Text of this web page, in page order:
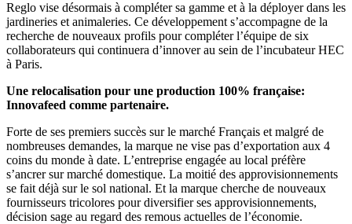
Reglo vise désormais à compléter sa gamme et à la déployer dans les
jardineries et animaleries. Ce développement s’accompagne de la
recherche de nouveaux profils pour compléter l’équipe de six
collaborateurs qui continuera d’innover au sein de l’incubateur HEC
à Paris.
Une relocalisation pour une production 100% française:
Innovafeed comme partenaire.
Forte de ses premiers succès sur le marché Français et malgré de
nombreuses demandes, la marque ne vise pas d’exportation aux 4
coins du monde à date. L’entreprise engagée au local préfère
s’ancrer sur marché domestique. La moitié des approvisionnements
se fait déjà sur le sol national. Et la marque cherche de nouveaux
fournisseurs tricolores pour diversifier ses approvisionnements,
décision sage au regard des remous actuelles de l’économie.